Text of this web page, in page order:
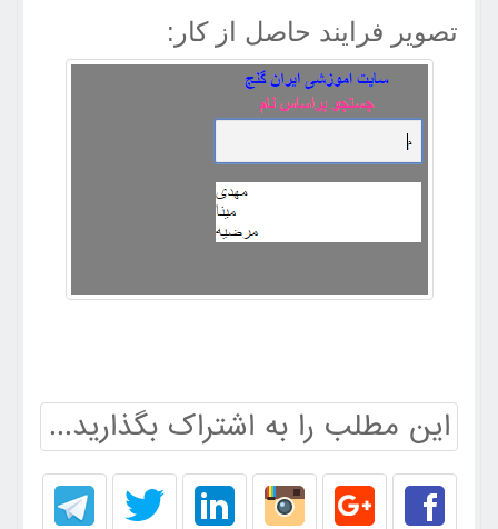
تصویر فرایند حاصل از کار:
این مطلب را به اشتراک بگذارید...